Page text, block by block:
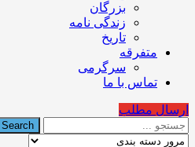
بزرگان
زندگی نامه
تاریخ
متفرقه
سرگرمی
تماس با ما
ارسال مطلب